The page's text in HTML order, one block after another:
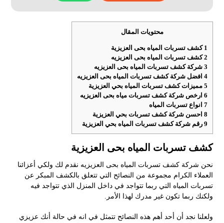
محتويات المقال
1 كشف تسربات المياه بحى العزيزية
2كشف تسربات المياه بحى العزيزيه
3 شركة كشف تسربات المياه بحى العزيزيه
4 افضل شركة كشف تسربات المياه بحى العزيزيه
5 مميزات كشف تسربات المياه بحي العزيزية
6 ارخص شركة كشف تسربات مياه بحى العزيزيه
7 انواع تسربات المياه
8 احسن شركة كشف تسربات بحي العزيزية
9 رقم شركة كشف تسربات المياه بحي العزيزية
كشف تسربات المياه بحى العزيزية
نحن شركة كشف تسربات المياه بحى العزيزيه نقدم لك ولكي أعزائنا
العملاء الكرام مجموعة من النصائح التي تتعلق بالكشف المبكر عن
تسربات المياه التي ربما تتواجد في داخل المنزل الذي تتواجد فيه
ولكنك ربما تكون غير مدرك لهذا الأمر.
ولعلنا نجد أن أحد أهم هذه النصائح تتمثل في انه في حالة أنك عزيزي